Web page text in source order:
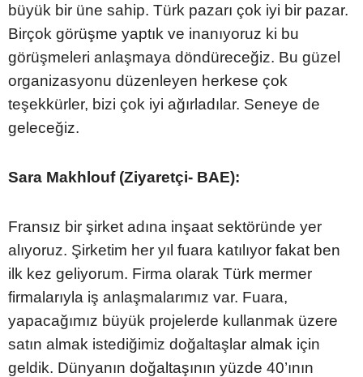
büyük bir üne sahip. Türk pazarı çok iyi bir pazar.
Birçok görüşme yaptık ve inanıyoruz ki bu
görüşmeleri anlaşmaya döndüreceğiz. Bu güzel
organizasyonu düzenleyen herkese çok
teşekkürler, bizi çok iyi ağırladılar. Seneye de
geleceğiz.
Sara Makhlouf (Ziyaretçi- BAE):
Fransız bir şirket adına inşaat sektöründe yer
alıyoruz. Şirketim her yıl fuara katılıyor fakat ben
ilk kez geliyorum. Firma olarak Türk mermer
firmalarıyla iş anlaşmalarımız var. Fuara,
yapacağımız büyük projelerde kullanmak üzere
satın almak istediğimiz doğaltaşlar almak için
geldik. Dünyanın doğaltaşının yüzde 40’ının